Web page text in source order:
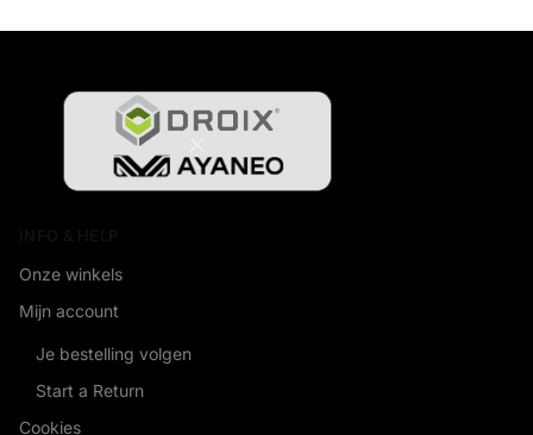
Onze winkels
Mijn account
Je bestelling volgen
Start a Return
Cookies